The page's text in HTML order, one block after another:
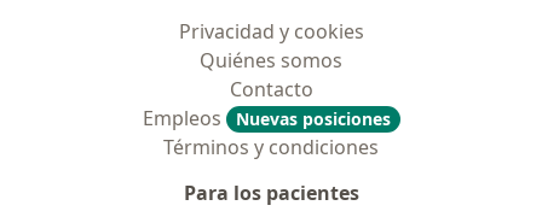
Privacidad y cookies
Quiénes somos
Contacto
Empleos
Nuevas posiciones
Términos y condiciones
Para los pacientes